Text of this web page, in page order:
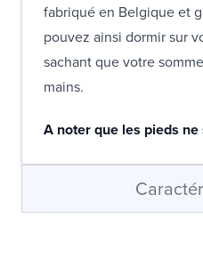
fabriqué en Belgique et
pouvez ainsi dormir sur
sachant que votre
mains.
A noter que les pieds